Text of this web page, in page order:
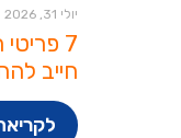
יולי 31, 2026
7
חייב